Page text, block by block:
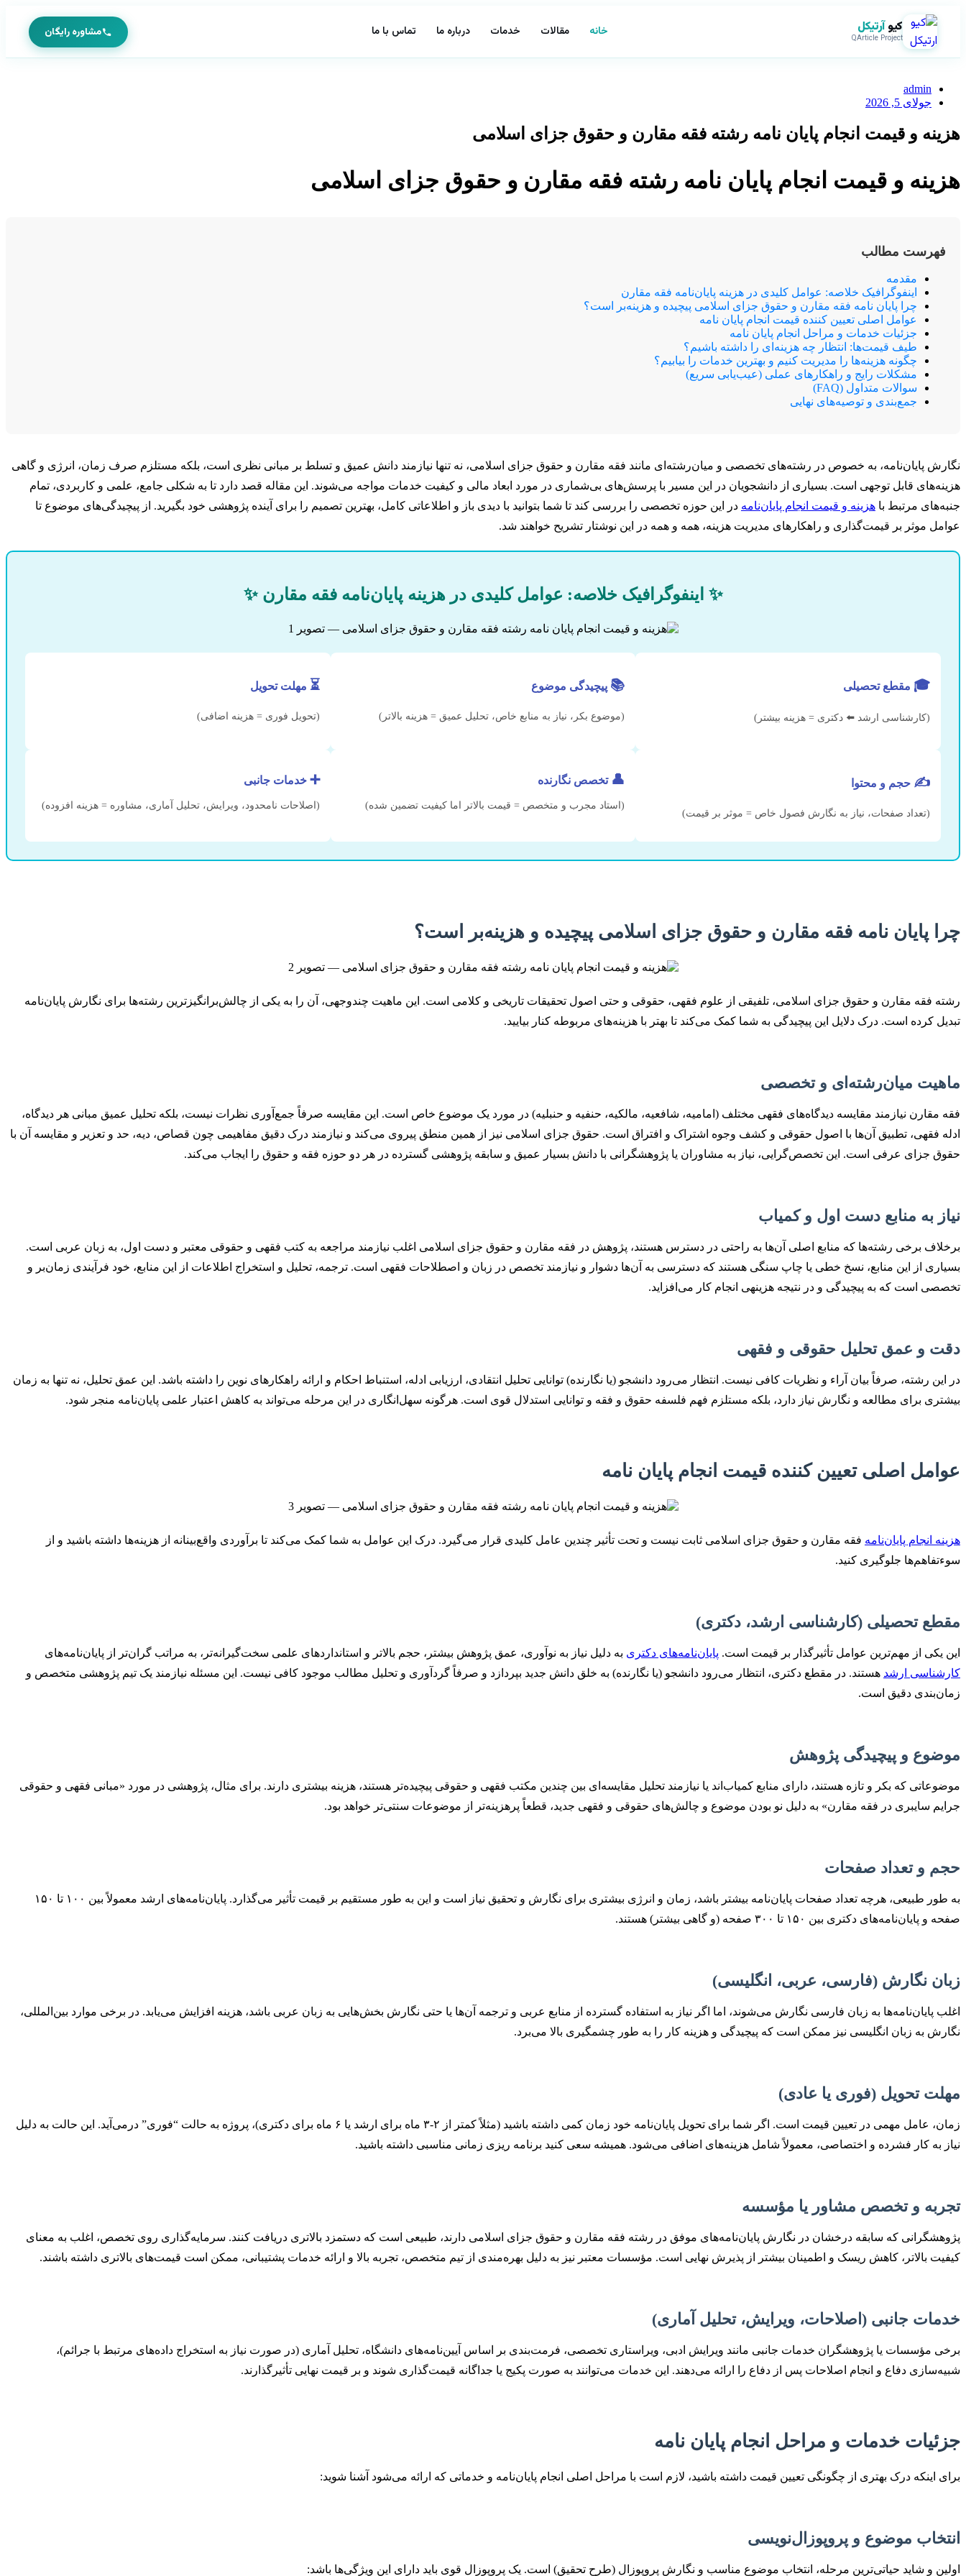
کیوآرتیکل
QArticle Project خانه مقالات خدمات درباره ما تماس با ما مشاوره رایگان
admin
جولای 5, 2026
هزینه و قیمت انجام پایان نامه رشته فقه مقارن و حقوق جزای اسلامی
هزینه و قیمت انجام پایان نامه رشته فقه مقارن و حقوق جزای اسلامی
فهرست مطالب
مقدمه
اینفوگرافیک خلاصه: عوامل کلیدی در هزینه پایان‌نامه فقه مقارن
چرا پایان نامه فقه مقارن و حقوق جزای اسلامی پیچیده و هزینه‌بر است؟
عوامل اصلی تعیین کننده قیمت انجام پایان نامه
جزئیات خدمات و مراحل انجام پایان نامه
طیف قیمت‌ها: انتظار چه هزینه‌ای را داشته باشیم؟
چگونه هزینه‌ها را مدیریت کنیم و بهترین خدمات را بیابیم؟
مشکلات رایج و راهکارهای عملی (عیب‌یابی سریع)
سوالات متداول (FAQ)
جمع‌بندی و توصیه‌های نهایی
نگارش پایان‌نامه، به خصوص در رشته‌های تخصصی و میان‌رشته‌ای مانند فقه مقارن و حقوق جزای اسلامی، نه تنها نیازمند دانش عمیق و تسلط بر مبانی نظری است، بلکه مستلزم صرف زمان، انرژی و گاهی
هزینه‌های قابل توجهی است. بسیاری از دانشجویان در این مسیر با پرسش‌های بی‌شماری در مورد ابعاد مالی و کیفیت خدمات مواجه می‌شوند. این مقاله قصد دارد تا به شکلی جامع، علمی و کاربردی، تمام
جنبه‌های مرتبط با هزینه و قیمت انجام پایان‌نامه در این حوزه تخصصی را بررسی کند تا شما بتوانید با دیدی باز و اطلاعاتی کامل، بهترین تصمیم را برای آینده پژوهشی خود بگیرید. از پیچیدگی‌های موضوع تا
عوامل موثر بر قیمت‌گذاری و راهکارهای مدیریت هزینه، همه و همه در این نوشتار تشریح خواهند شد.
✨ اینفوگرافیک خلاصه: عوامل کلیدی در هزینه پایان‌نامه فقه مقارن ✨
🎓 مقطع تحصیلی
(کارشناسی ارشد ⬅️ دکتری = هزینه بیشتر)
📚 پیچیدگی موضوع
(موضوع بکر، نیاز به منابع خاص، تحلیل عمیق = هزینه بالاتر)
⏳ مهلت تحویل
(تحویل فوری = هزینه اضافی)
✍️ حجم و محتوا
(تعداد صفحات، نیاز به نگارش فصول خاص = موثر بر قیمت)
👤 تخصص نگارنده
(استاد مجرب و متخصص = قیمت بالاتر اما کیفیت تضمین شده)
➕ خدمات جانبی
(اصلاحات نامحدود، ویرایش، تحلیل آماری، مشاوره = هزینه افزوده)
چرا پایان نامه فقه مقارن و حقوق جزای اسلامی پیچیده و هزینه‌بر است؟
رشته فقه مقارن و حقوق جزای اسلامی، تلفیقی از علوم فقهی، حقوقی و حتی اصول تحقیقات تاریخی و کلامی است. این ماهیت چندوجهی، آن را به یکی از چالش‌برانگیزترین رشته‌ها برای نگارش پایان‌نامه
تبدیل کرده است. درک دلایل این پیچیدگی به شما کمک می‌کند تا بهتر با هزینه‌های مربوطه کنار بیایید.
ماهیت میان‌رشته‌ای و تخصصی
فقه مقارن نیازمند مقایسه دیدگاه‌های فقهی مختلف (امامیه، شافعیه، مالکیه، حنفیه و حنبلیه) در مورد یک موضوع خاص است. این مقایسه صرفاً جمع‌آوری نظرات نیست، بلکه تحلیل عمیق مبانی هر دیدگاه،
ادله فقهی، تطبیق آن‌ها با اصول حقوقی و کشف وجوه اشتراک و افتراق است. حقوق جزای اسلامی نیز از همین منطق پیروی می‌کند و نیازمند درک دقیق مفاهیمی چون قصاص، دیه، حد و تعزیر و مقایسه آن با
حقوق جزای عرفی است. این تخصص‌گرایی، نیاز به مشاوران یا پژوهشگرانی با دانش بسیار عمیق و سابقه پژوهشی گسترده در هر دو حوزه فقه و حقوق را ایجاب می‌کند.
نیاز به منابع دست اول و کمیاب
برخلاف برخی رشته‌ها که منابع اصلی آن‌ها به راحتی در دسترس هستند، پژوهش در فقه مقارن و حقوق جزای اسلامی اغلب نیازمند مراجعه به کتب فقهی و حقوقی معتبر و دست اول، به زبان عربی است.
بسیاری از این منابع، نسخ خطی یا چاپ سنگی هستند که دسترسی به آن‌ها دشوار و نیازمند تخصص در زبان و اصطلاحات فقهی است. ترجمه، تحلیل و استخراج اطلاعات از این منابع، خود فرآیندی زمان‌بر و
تخصصی است که به پیچیدگی و در نتیجه هزینهی انجام کار می‌افزاید.
دقت و عمق تحلیل حقوقی و فقهی
در این رشته، صرفاً بیان آراء و نظریات کافی نیست. انتظار می‌رود دانشجو (یا نگارنده) توانایی تحلیل انتقادی، ارزیابی ادله، استنباط احکام و ارائه راهکارهای نوین را داشته باشد. این عمق تحلیل، نه تنها به زمان
بیشتری برای مطالعه و نگارش نیاز دارد، بلکه مستلزم فهم فلسفه حقوق و فقه و توانایی استدلال قوی است. هرگونه سهل‌انگاری در این مرحله می‌تواند به کاهش اعتبار علمی پایان‌نامه منجر شود.
عوامل اصلی تعیین کننده قیمت انجام پایان نامه
هزینه انجام پایان‌نامه فقه مقارن و حقوق جزای اسلامی ثابت نیست و تحت تأثیر چندین عامل کلیدی قرار می‌گیرد. درک این عوامل به شما کمک می‌کند تا برآوردی واقع‌بینانه از هزینه‌ها داشته باشید و از
سوءتفاهم‌ها جلوگیری کنید.
مقطع تحصیلی (کارشناسی ارشد، دکتری)
این یکی از مهم‌ترین عوامل تأثیرگذار بر قیمت است. پایان‌نامه‌های دکتری به دلیل نیاز به نوآوری، عمق پژوهش بیشتر، حجم بالاتر و استاندارد‌های علمی سخت‌گیرانه‌تر، به مراتب گران‌تر از پایان‌نامه‌های
کارشناسی ارشد هستند. در مقطع دکتری، انتظار می‌رود دانشجو (یا نگارنده) به خلق دانش جدید بپردازد و صرفاً گردآوری و تحلیل مطالب موجود کافی نیست. این مسئله نیازمند یک تیم پژوهشی متخصص و
زمان‌بندی دقیق است.
موضوع و پیچیدگی پژوهش
موضوعاتی که بکر و تازه هستند، دارای منابع کمیاب‌اند یا نیازمند تحلیل مقایسه‌ای بین چندین مکتب فقهی و حقوقی پیچیده‌تر هستند، هزینه بیشتری دارند. برای مثال، پژوهشی در مورد «مبانی فقهی و حقوقی
جرایم سایبری در فقه مقارن» به دلیل نو بودن موضوع و چالش‌های حقوقی و فقهی جدید، قطعاً پرهزینه‌تر از موضوعات سنتی‌تر خواهد بود.
حجم و تعداد صفحات
به طور طبیعی، هرچه تعداد صفحات پایان‌نامه بیشتر باشد، زمان و انرژی بیشتری برای نگارش و تحقیق نیاز است و این به طور مستقیم بر قیمت تأثیر می‌گذارد. پایان‌نامه‌های ارشد معمولاً بین ۱۰۰ تا ۱۵۰
صفحه و پایان‌نامه‌های دکتری بین ۱۵۰ تا ۳۰۰ صفحه (و گاهی بیشتر) هستند.
زبان نگارش (فارسی، عربی، انگلیسی)
اغلب پایان‌نامه‌ها به زبان فارسی نگارش می‌شوند، اما اگر نیاز به استفاده گسترده از منابع عربی و ترجمه آن‌ها یا حتی نگارش بخش‌هایی به زبان عربی باشد، هزینه افزایش می‌یابد. در برخی موارد بین‌المللی،
نگارش به زبان انگلیسی نیز ممکن است که پیچیدگی و هزینه کار را به طور چشمگیری بالا می‌برد.
مهلت تحویل (فوری یا عادی)
زمان، عامل مهمی در تعیین قیمت است. اگر شما برای تحویل پایان‌نامه خود زمان کمی داشته باشید (مثلاً کمتر از ۲-۳ ماه برای ارشد یا ۶ ماه برای دکتری)، پروژه به حالت “فوری” درمی‌آید. این حالت به دلیل
نیاز به کار فشرده و اختصاصی، معمولاً شامل هزینه‌های اضافی می‌شود. همیشه سعی کنید برنامه ریزی زمانی مناسبی داشته باشید.
تجربه و تخصص مشاور یا مؤسسه
پژوهشگرانی که سابقه درخشان در نگارش پایان‌نامه‌های موفق در رشته فقه مقارن و حقوق جزای اسلامی دارند، طبیعی است که دستمزد بالاتری دریافت کنند. سرمایه‌گذاری روی تخصص، اغلب به معنای
کیفیت بالاتر، کاهش ریسک و اطمینان بیشتر از پذیرش نهایی است. مؤسسات معتبر نیز به دلیل بهره‌مندی از تیم متخصص، تجربه بالا و ارائه خدمات پشتیبانی، ممکن است قیمت‌های بالاتری داشته باشند.
خدمات جانبی (اصلاحات، ویرایش، تحلیل آماری)
برخی مؤسسات یا پژوهشگران خدمات جانبی مانند ویرایش ادبی، ویراستاری تخصصی، فرمت‌بندی بر اساس آیین‌نامه‌های دانشگاه، تحلیل آماری (در صورت نیاز به استخراج داده‌های مرتبط با جرائم)،
شبیه‌سازی دفاع و انجام اصلاحات پس از دفاع را ارائه می‌دهند. این خدمات می‌توانند به صورت پکیج یا جداگانه قیمت‌گذاری شوند و بر قیمت نهایی تأثیرگذارند.
جزئیات خدمات و مراحل انجام پایان نامه
برای اینکه درک بهتری از چگونگی تعیین قیمت داشته باشید، لازم است با مراحل اصلی انجام پایان‌نامه و خدماتی که ارائه می‌شود آشنا شوید:
انتخاب موضوع و پروپوزال‌نویسی
اولین و شاید حیاتی‌ترین مرحله، انتخاب موضوع مناسب و نگارش پروپوزال (طرح تحقیق) است. یک پروپوزال قوی باید دارای این ویژگی‌ها باشد: